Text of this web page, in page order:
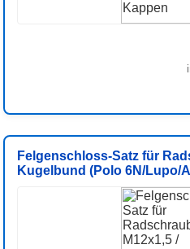
Felgenschloss-Satz für
Kugelbund (Polo 6N/Lupo/